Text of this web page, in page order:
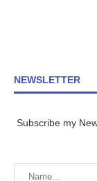
NEWSLETTER
Subscribe my